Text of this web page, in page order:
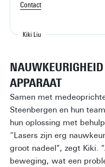
Kiki Liu
Contact
APPARAAT
Samen met
Steenbergen en hun
hun oplossing met
“Lasers zijn erg
groot nadeel", zegt Kiki.
beweging, wat een